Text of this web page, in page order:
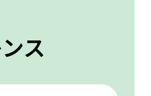
ス